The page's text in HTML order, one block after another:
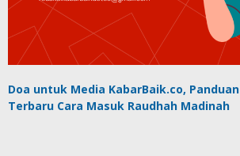
Doa untuk Media KabarBaik.co, Panduan
Terbaru Cara Masuk Raudhah Madinah